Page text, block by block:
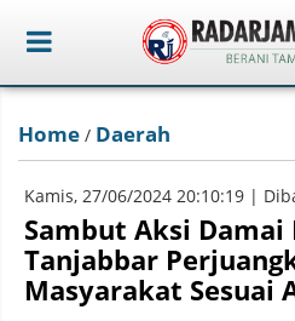
Home / Daerah
Kamis, 27/06/2024 20:10:19 |
Sambut Aksi
Tanjabbar
Masyarakat Sesuai